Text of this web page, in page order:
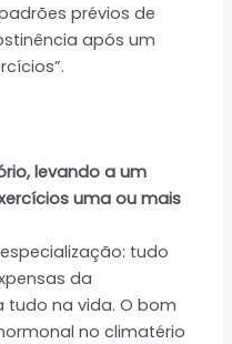
prévios de
após um
levando a um
uma ou mais
tudo
da
tudo na vida. O bom
no climatério